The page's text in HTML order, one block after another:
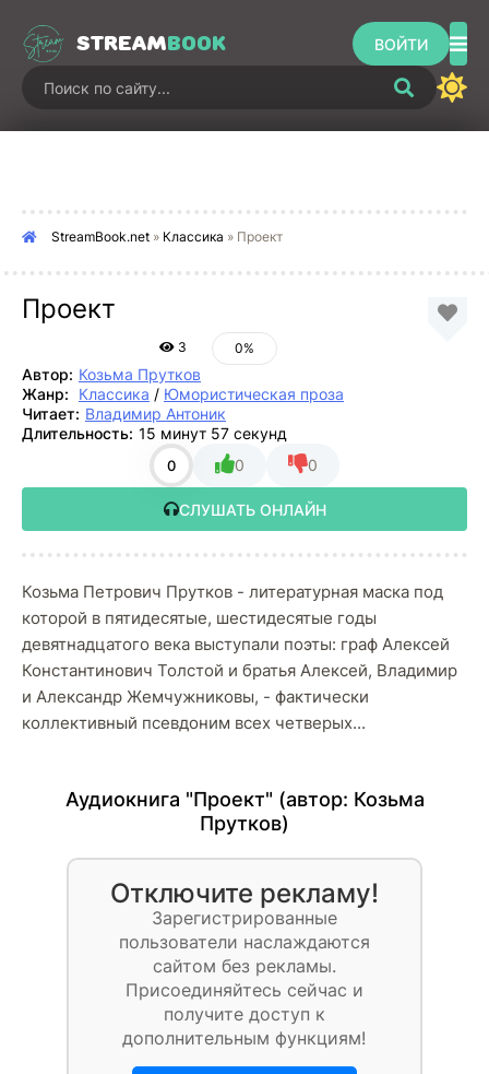
STREAMBOOK ВОЙТИ
StreamBook.net » Классика » Проект
Проект
3 0%
Автор: Козьма Прутков
Жанр:
Классика / Юмористическая проза
Читает: Владимир Антоник
Длительность: 15 минут 57 секунд
0 0 0
СЛУШАТЬ ОНЛАЙН
Козьма Петрович Прутков - литературная маска под
которой в пятидесятые, шестидесятые годы
девятнадцатого века выступали поэты: граф Алексей
Константинович Толстой и братья Алексей, Владимир
и Александр Жемчужниковы, - фактически
коллективный псевдоним всех четверых...
Аудиокнига "Проект" (автор: Козьма
Прутков)
Отключите рекламу!
Зарегистрированные
пользователи наслаждаются
сайтом без рекламы.
Присоединяйтесь сейчас и
получите доступ к
дополнительным функциям!